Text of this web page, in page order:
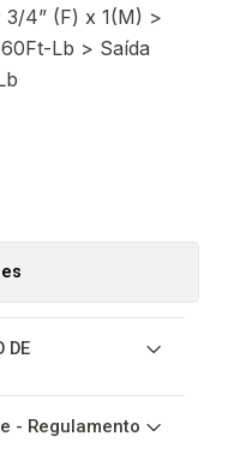
3/4” (F) x 1(M) >
Lb > Saída
DE
- Regulamento